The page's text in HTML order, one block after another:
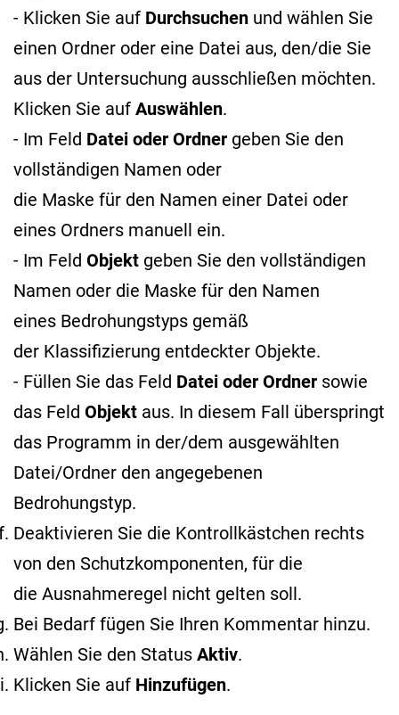
- Klicken Sie auf Durchsuchen und wählen Sie
einen Ordner oder eine Datei aus, den/die Sie
aus der Untersuchung ausschließen möchten.
Klicken Sie auf Auswählen.
- Im Feld Datei oder Ordner geben Sie den
vollständigen Namen oder
die Maske für den Namen einer Datei oder
eines Ordners manuell ein.
- Im Feld Objekt geben Sie den vollständigen
Namen oder die Maske für den Namen
eines Bedrohungstyps gemäß
der Klassifizierung entdeckter Objekte.
- Füllen Sie das Feld Datei oder Ordner sowie
das Feld Objekt aus. In diesem Fall überspringt
das Programm in der/dem ausgewählten
Datei/Ordner den angegebenen
Bedrohungstyp.
Deaktivieren Sie die Kontrollkästchen rechts
von den Schutzkomponenten, für die
die Ausnahmeregel nicht gelten soll.
Bei Bedarf fügen Sie Ihren Kommentar hinzu.
Wählen Sie den Status Aktiv.
Klicken Sie auf Hinzufügen.